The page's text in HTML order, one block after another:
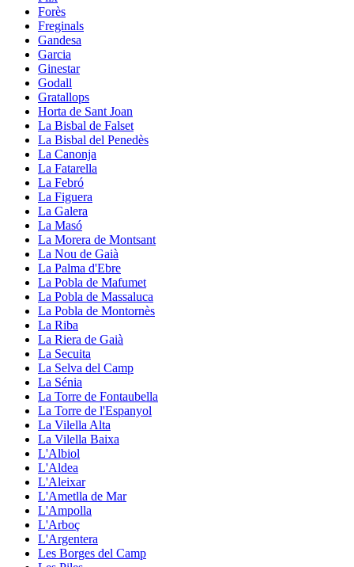
Forès
Freginals
Gandesa
Garcia
Ginestar
Godall
Gratallops
Horta de Sant Joan
La Bisbal de Falset
La Bisbal del Penedès
La Canonja
La Fatarella
La Febró
La Figuera
La Galera
La Masó
La Morera de Montsant
La Nou de Gaià
La Palma d'Ebre
La Pobla de Mafumet
La Pobla de Massaluca
La Pobla de Montornès
La Riba
La Riera de Gaià
La Secuita
La Selva del Camp
La Sénia
La Torre de Fontaubella
La Torre de l'Espanyol
La Vilella Alta
La Vilella Baixa
L'Albiol
L'Aldea
L'Aleixar
L'Ametlla de Mar
L'Ampolla
L'Arboç
L'Argentera
Les Borges del Camp